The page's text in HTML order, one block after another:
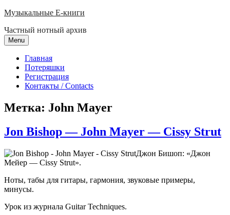
Skip
content
Музыкальные E-книги
Частный нотный архив
Menu
Главная
Потеряшки
Регистрация
Контакты / Contacts
Метка: John Mayer
Jon Bishop — John Mayer — Cissy Strut
Джон Бишоп: «Джон
Мейер — Cissy Strut».
Ноты, табы для гитары, гармония, звуковые примеры,
минусы.
Урок из журнала Guitar Techniques.